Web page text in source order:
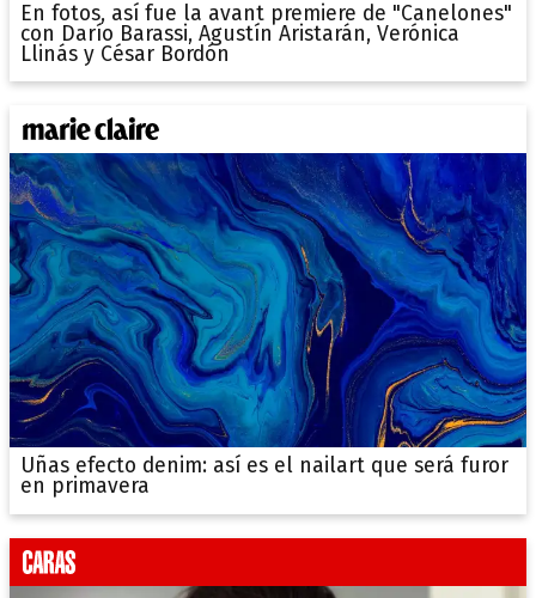
En fotos, así fue la avant premiere de "Canelones"
con Darío Barassi, Agustín Aristarán, Verónica
Llinás y César Bordón
Uñas efecto denim: así es el nailart que será furor
en primavera